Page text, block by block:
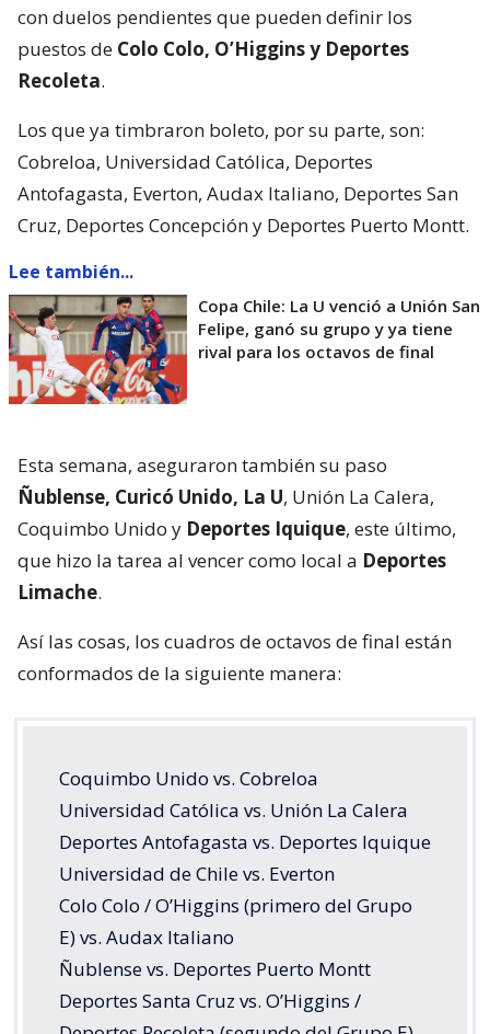
con duelos pendientes que pueden definir los
puestos de Colo Colo, O’Higgins y Deportes
Recoleta.
Los que ya timbraron boleto, por su parte, son:
Cobreloa, Universidad Católica, Deportes
Antofagasta, Everton, Audax Italiano, Deportes San
Cruz, Deportes Concepción y Deportes Puerto Montt.
Lee también...
Copa Chile: La U venció a Unión San
Felipe, ganó su grupo y ya tiene
rival para los octavos de final
Esta semana, aseguraron también su paso
Ñublense, Curicó Unido, La U, Unión La Calera,
Coquimbo Unido y Deportes Iquique, este último,
que hizo la tarea al vencer como local a Deportes
Limache.
Así las cosas, los cuadros de octavos de final están
conformados de la siguiente manera:
Coquimbo Unido vs. Cobreloa
Universidad Católica vs. Unión La Calera
Deportes Antofagasta vs. Deportes Iquique
Universidad de Chile vs. Everton
Colo Colo / O’Higgins (primero del Grupo
E) vs. Audax Italiano
Ñublense vs. Deportes Puerto Montt
Deportes Santa Cruz vs. O’Higgins /